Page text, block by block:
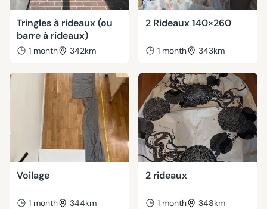
Tringles à rideaux (ou
barre à rideaux)
1 month 342km
2 Rideaux 140×260
1 month 343km
Voilage
1 month 344km
2 rideaux
1 month 348km